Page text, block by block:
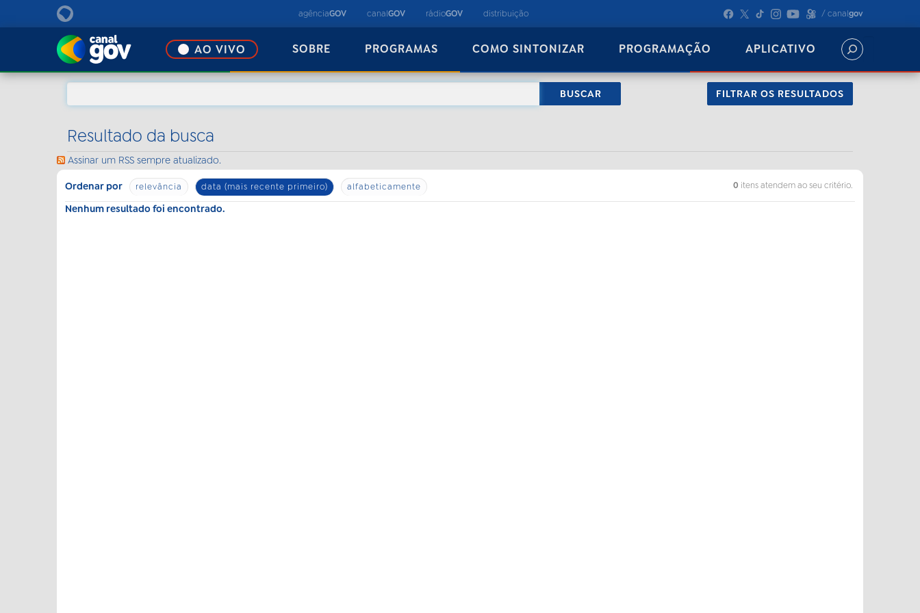
agênciaGOV canalGOV rádioGOV distribuição / canalgov
AO VIVO SOBRE PROGRAMAS COMO SINTONIZAR PROGRAMAÇÃO APLICATIVO
FILTRAR OS RESULTADOS
Resultado da busca
Assinar um RSS sempre atualizado.
0 itens atendem ao seu critério.
Ordenar por relevância data (mais recente primeiro) alfabeticamente
Nenhum resultado foi encontrado.